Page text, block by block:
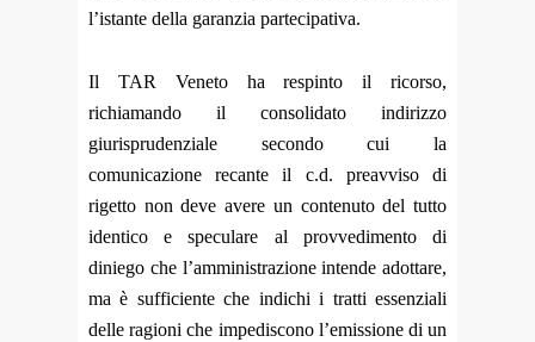
l’istante della garanzia partecipativa.
Il TAR Veneto ha respinto il ricorso,
richiamando il consolidato indirizzo
giurisprudenziale secondo cui la
comunicazione recante il c.d. preavviso di
rigetto non deve avere un contenuto del tutto
identico e speculare al provvedimento di
diniego che l’amministrazione intende adottare,
ma è sufficiente che indichi i tratti essenziali
delle ragioni che impediscono l’emissione di un